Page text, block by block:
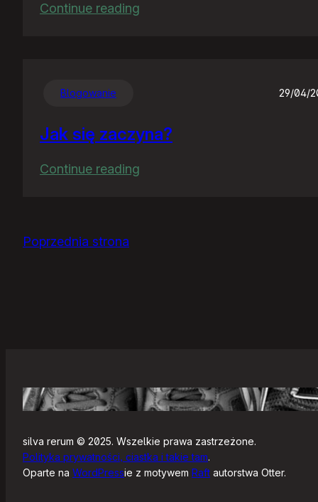
Continue reading
Blogowanie 29/04/
Jak się zaczyna?
Continue reading
Poprzednia strona
silva rerum © 2025. Wszelkie prawa zastrzeżone.
Polityka prywatności, ciastka i takie tam.
Oparte na WordPressie z motywem Raft autorstwa Otter.